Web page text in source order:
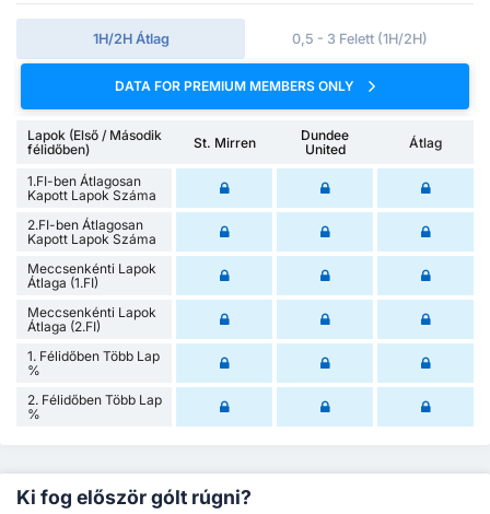
1H/2H Átlag 0,5 - 3 Felett (1H/2H)
DATA FOR PREMIUM MEMBERS ONLY
Lapok (Első / Második
félidőben)
St. Mirren
Dundee
United
Átlag
1.FI-ben Átlagosan
Kapott Lapok Száma
2.FI-ben Átlagosan
Kapott Lapok Száma
Meccsenkénti Lapok
Átlaga (1.FI)
Meccsenkénti Lapok
Átlaga (2.FI)
1. Félidőben Több Lap
%
2. Félidőben Több Lap
%
Ki fog először gólt rúgni?